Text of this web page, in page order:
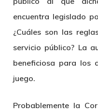
encuentra legislado
¿Cuáles son las
servicio público? La
beneficiosa para los
juego.
Probablemente la